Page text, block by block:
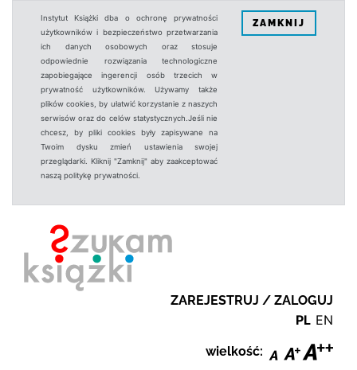
Instytut Książki dba o ochronę prywatności
użytkowników i bezpieczeństwo przetwarzania
ich danych osobowych oraz stosuje
odpowiednie rozwiązania technologiczne
zapobiegające ingerencji osób trzecich w
prywatność użytkowników. Używamy także
plików cookies, by ułatwić korzystanie z naszych
serwisów oraz do celów statystycznych.Jeśli nie
chcesz, by pliki cookies były zapisywane na
Twoim dysku zmień ustawienia swojej
przeglądarki. Kliknij "Zamknij" aby zaakceptować
naszą politykę prywatności.
ZAMKNIJ
ZAREJESTRUJ / ZALOGUJ
PL EN
wielkość: